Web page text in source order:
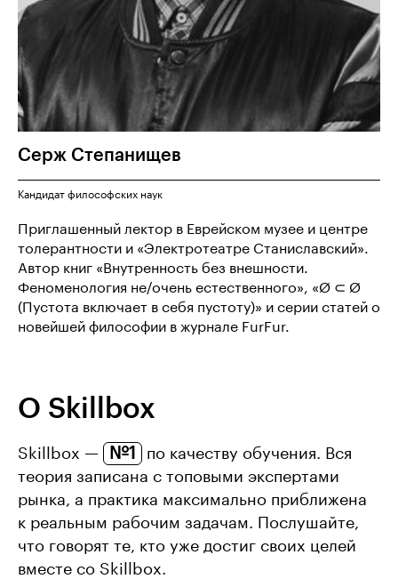
Серж Степанищев
Кандидат философских наук
Приглашенный лектор в Еврейском музее и центре
толерантности и «Электротеатре Станиславский».
Автор книг «Внутренность без внешности.
Феноменология не/очень естественного», «Ø ⊂ Ø
(Пустота включает в себя пустоту)» и серии статей о
новейшей философии в журнале FurFur.
О Skillbox
Skillbox — №1
по качеству обучения. Вся
теория записана с топовыми экспертами
рынка, а практика максимально приближена
к реальным рабочим задачам. Послушайте,
что говорят те, кто уже достиг своих целей
вместе со Skillbox.